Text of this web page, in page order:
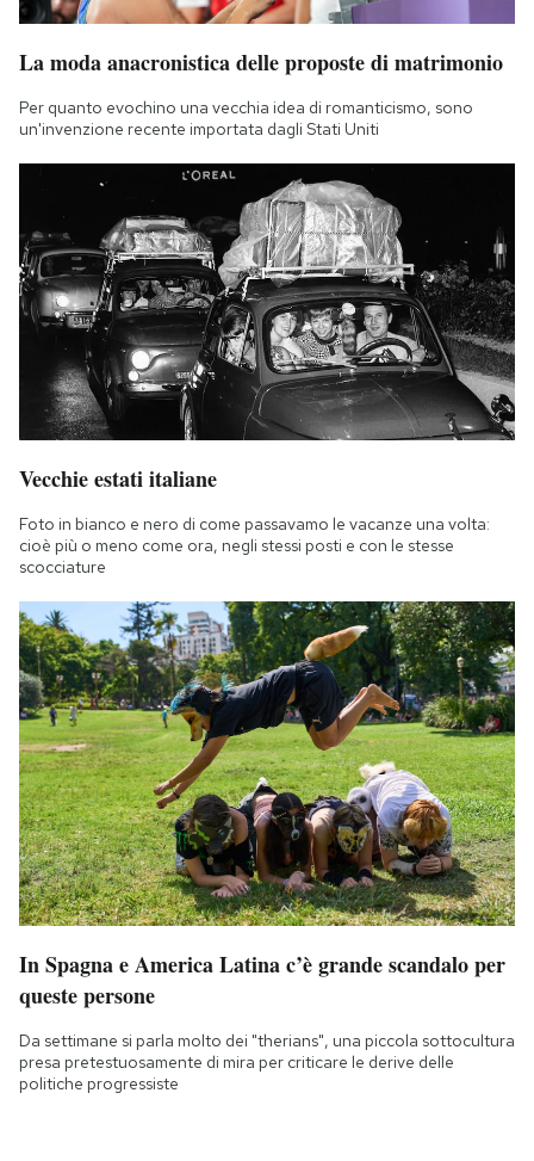
La moda anacronistica delle proposte di matrimonio
Per quanto evochino una vecchia idea di romanticismo, sono
un'invenzione recente importata dagli Stati Uniti
Vecchie estati italiane
Foto in bianco e nero di come passavamo le vacanze una volta:
cioè più o meno come ora, negli stessi posti e con le stesse
scocciature
In Spagna e America Latina c’è grande scandalo per
queste persone
Da settimane si parla molto dei "therians", una piccola sottocultura
presa pretestuosamente di mira per criticare le derive delle
politiche progressiste